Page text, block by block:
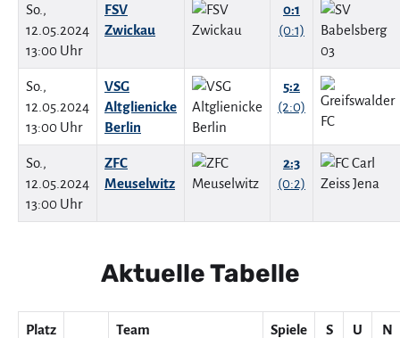
So.,
12.05.2024
13:00 Uhr
FSV
Zwickau
0:1
(0:1)
So.,
12.05.2024
13:00 Uhr
VSG
Altglienicke
Berlin
5:2
(2:0)
So.,
12.05.2024
13:00 Uhr
ZFC
Meuselwitz
2:3
(0:2)
Aktuelle Tabelle
Platz Team Spiele S U N